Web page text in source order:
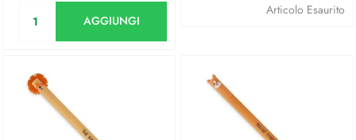
AGGIUNGI
Articolo Esaurito